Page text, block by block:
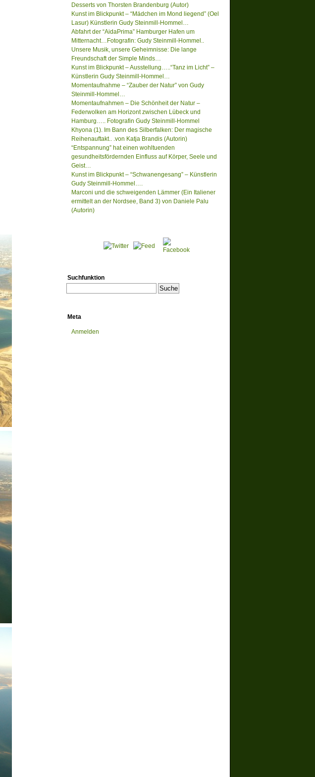
Desserts von Thorsten Brandenburg (Autor)
Kunst im Blickpunkt – “Mädchen im Mond liegend” (Oel
Lasur) Künstlerin Gudy Steinmill-Hommel…
Abfahrt der “AidaPrima” Hamburger Hafen um
Mitternacht…Fotografin: Gudy Steinmill-Hommel..
Unsere Musik, unsere Geheimnisse: Die lange
Freundschaft der Simple Minds…
Kunst im Blickpunkt – Ausstellung…..“Tanz im Licht” –
Künstlerin Gudy Steinmill-Hommel…
Momentaufnahme – “Zauber der Natur” von Gudy
Steinmill-Hommel…
Momentaufnahmen – Die Schönheit der Natur –
Federwolken am Horizont zwischen Lübeck und
Hamburg….. Fotografin Gudy Steinmill-Hommel
Khyona (1). Im Bann des Silberfalken: Der magische
Reihenauftakt.. .von Katja Brandis (Autorin)
“Entspannung” hat einen wohltuenden
gesundheitsfördernden Einfluss auf Körper, Seele und
Geist…
Kunst im Blickpunkt – “Schwanengesang” – Künstlerin
Gudy Steinmill-Hommel….
Marconi und die schweigenden Lämmer (Ein Italiener
ermittelt an der Nordsee, Band 3) von Daniele Palu
(Autorin)
Suchfunktion
Meta
Anmelden